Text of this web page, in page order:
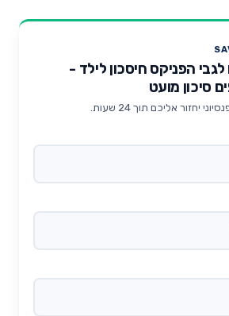
לגבי הפניקס חיסכון לילד -
סיכון מועט
יחזור אליכם תוך 24 שעות.